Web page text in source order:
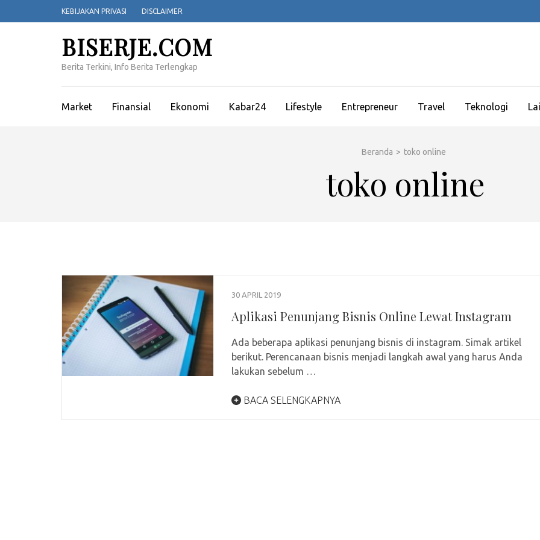
ke
KEBIJAKAN PRIVASI DISCLAIMER
BISERJE.COM
Berita Terkini, Info Berita Terlengkap
Market Finansial Ekonomi Kabar24 Lifestyle Entrepreneur Travel Teknologi
Beranda > toko online
toko online
30 APRIL 2019
Aplikasi Penunjang Bisnis Online Lewat Instagram
Ada beberapa aplikasi penunjang bisnis di instagram. Simak artikel
berikut. Perencanaan bisnis menjadi langkah awal yang harus Anda
lakukan sebelum …
BACA SELENGKAPNYA